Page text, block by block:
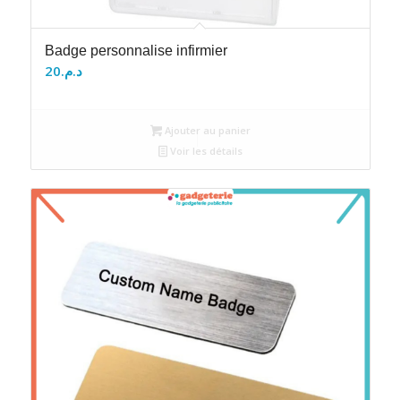
Badge personnalise infirmier
د.م.20
Ajouter au panier
Voir les détails